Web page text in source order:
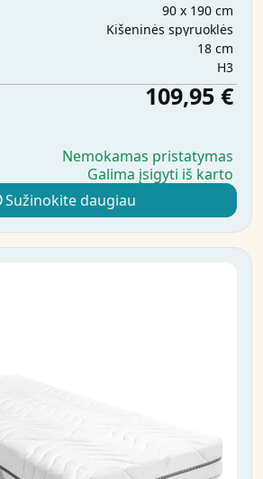
90 x 190 cm
Kišeninės spyruoklės
18 cm
H3
109,95 €
Nemokamas pristatymas
Galima įsigyti iš karto
Sužinokite daugiau